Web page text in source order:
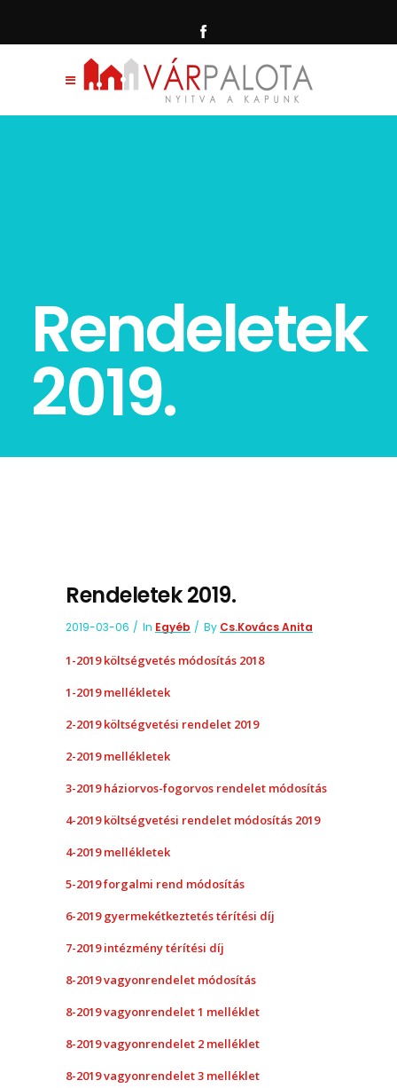
Rendeletek
2019.
Rendeletek 2019.
2019-03-06 In Egyéb By Cs.Kovács Anita
1-2019 költségvetés módosítás 2018
1-2019 mellékletek
2-2019 költségvetési rendelet 2019
2-2019 mellékletek
3-2019 háziorvos-fogorvos rendelet módosítás
4-2019 költségvetési rendelet módosítás 2019
4-2019 mellékletek
5-2019 forgalmi rend módosítás
6-2019 gyermekétkeztetés térítési díj
7-2019 intézmény térítési díj
8-2019 vagyonrendelet módosítás
8-2019 vagyonrendelet 1 melléklet
8-2019 vagyonrendelet 2 melléklet
8-2019 vagyonrendelet 3 melléklet